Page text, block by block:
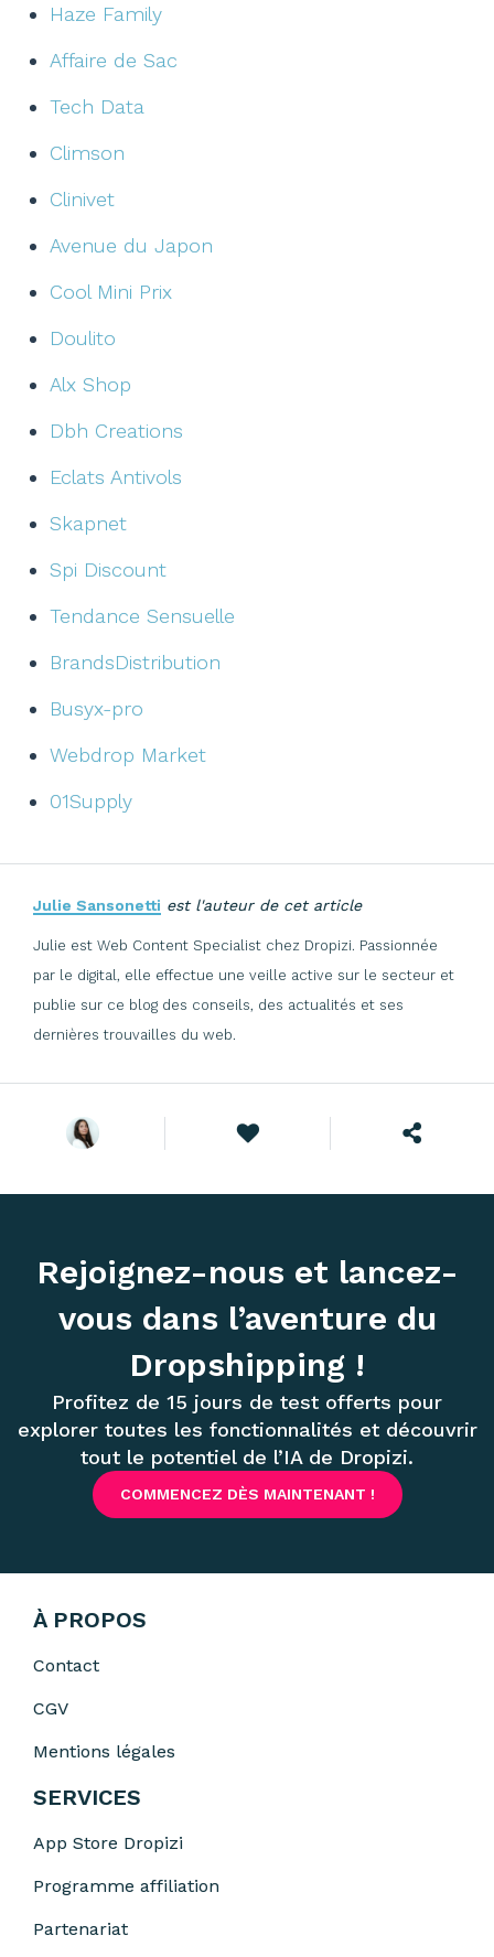
Haze Family
Affaire de Sac
Tech Data
Climson
Clinivet
Avenue du Japon
Cool Mini Prix
Doulito
Alx Shop
Dbh Creations
Eclats Antivols
Skapnet
Spi Discount
Tendance Sensuelle
BrandsDistribution
Busyx-pro
Webdrop Market
01Supply
Julie Sansonetti est l'auteur de cet article
Julie est Web Content Specialist chez Dropizi. Passionnée
par le digital, elle effectue une veille active sur le secteur et
publie sur ce blog des conseils, des actualités et ses
dernières trouvailles du web.
Rejoignez-nous et lancez-
vous dans l’aventure du
Dropshipping !
Profitez de 15 jours de test offerts pour
explorer toutes les fonctionnalités et découvrir
tout le potentiel de l’IA de Dropizi.
COMMENCEZ DÈS MAINTENANT !
À PROPOS
Contact
CGV
Mentions légales
SERVICES
App Store Dropizi
Programme affiliation
Partenariat